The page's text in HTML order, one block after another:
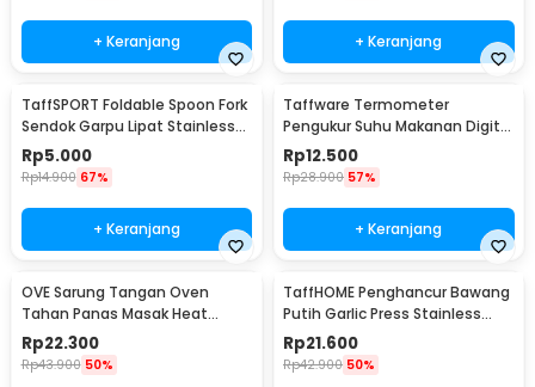
+ Keranjang + Keranjang
TaffSPORT Foldable Spoon Fork
Sendok Garpu Lipat Stainless
Steel 410 - SVGF2
Rp5.000
Rp14.900 67%
+ Keranjang
Taffware Termometer
Pengukur Suhu Makanan Digital
Daging Kopi Susu - TP101
Rp12.500
Rp28.900 57%
+ Keranjang
OVE Sarung Tangan Oven
Tahan Panas Masak Heat
Resistant Gloves - 540F
Rp22.300
Rp43.900 50%
TaffHOME Penghancur Bawang
Putih Garlic Press Stainless
Steel - A42
Rp21.600
Rp42.900 50%